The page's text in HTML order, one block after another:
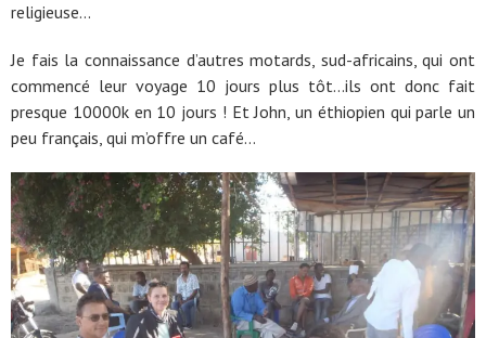
religieuse…
Je fais la connaissance d’autres motards, sud-africains, qui ont
commencé leur voyage 10 jours plus tôt…ils ont donc fait
presque 10000k en 10 jours ! Et John, un éthiopien qui parle un
peu français, qui m’offre un café…